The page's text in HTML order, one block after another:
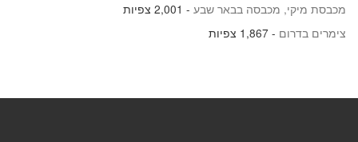
מכבסת מיקי, מכבסה בבאר שבע - 2,001 צפיות
צימרים בדרום - 1,867 צפיות